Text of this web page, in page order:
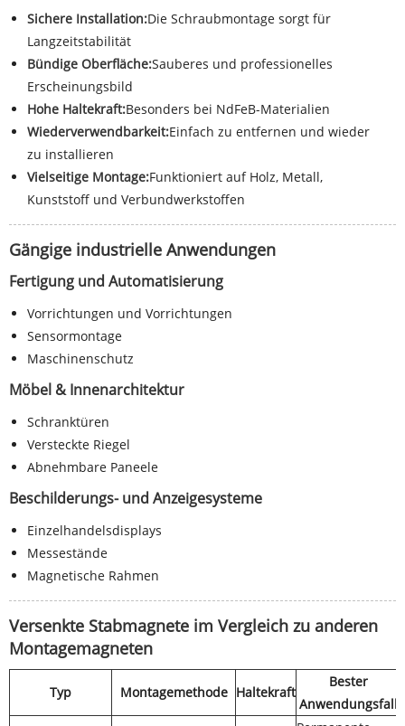
Sichere Installation:Die Schraubmontage sorgt für
Langzeitstabilität
Bündige Oberfläche:Sauberes und professionelles
Erscheinungsbild
Hohe Haltekraft:Besonders bei NdFeB-Materialien
Wiederverwendbarkeit:Einfach zu entfernen und wieder
zu installieren
Vielseitige Montage:Funktioniert auf Holz, Metall,
Kunststoff und Verbundwerkstoffen
Gängige industrielle Anwendungen
Fertigung und Automatisierung
Vorrichtungen und Vorrichtungen
Sensormontage
Maschinenschutz
Möbel & Innenarchitektur
Schranktüren
Versteckte Riegel
Abnehmbare Paneele
Beschilderungs- und Anzeigesysteme
Einzelhandelsdisplays
Messestände
Magnetische Rahmen
Versenkte Stabmagnete im Vergleich zu anderen
Montagemagneten
Typ Montagemethode Haltekraft
Bester
Anwendungsfall